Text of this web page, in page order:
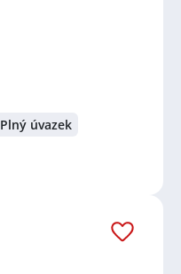
Plný úvazek